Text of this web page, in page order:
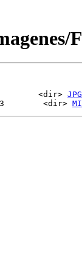
<dir> JPG
<dir>